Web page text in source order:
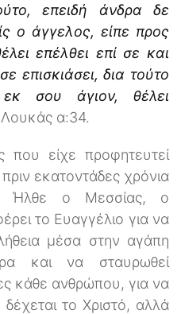
επειδή άνδρα δε
ο άγγελος, είπε προς
επέλθει επί σε και
επισκιάσει, δια τούτο
σου άγιον, θέλει
Λουκάς α:34.
είχε προφητευτεί
εκατοντάδες χρόνια
Ήλθε ο Μεσσίας, ο
το Ευαγγέλιο για να
μέσα στην αγάπη
και να σταυρωθεί
κάθε ανθρώπου, για να
το Χριστό, αλλά